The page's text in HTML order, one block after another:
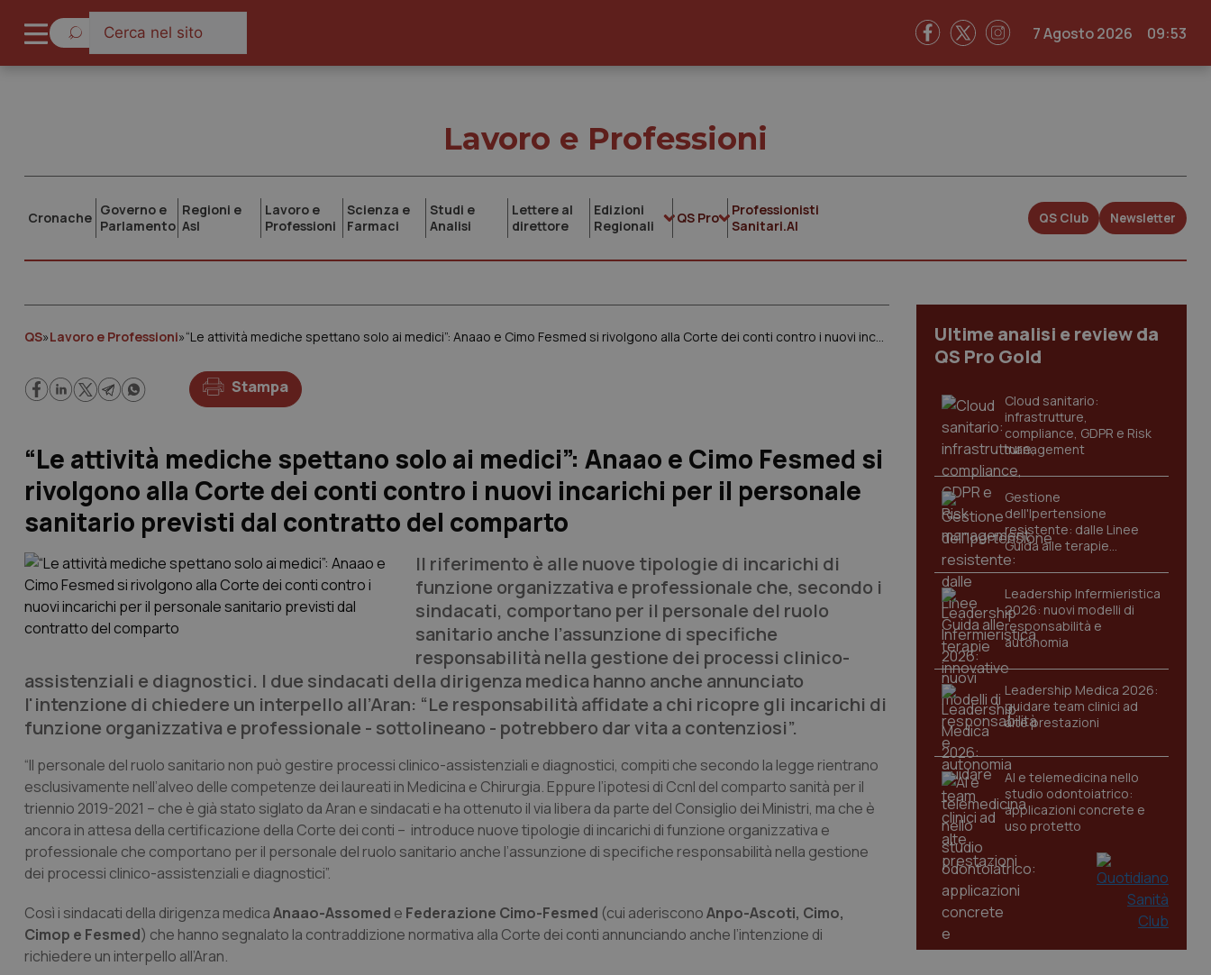
7 Agosto 2026 09:53
Lavoro e Professioni
Cronache Governo e
Parlamento
Regioni e
Asl
Lavoro e
Professioni
Scienza e
Farmaci
Studi e
Analisi
Lettere al
direttore
Edizioni
Regionali
QS Pro
Professionisti
Sanitari.AI
QS Club Newsletter
QS»Lavoro e Professioni» “Le attività mediche spettano solo ai medici”: Anaao e Cimo Fesmed si rivolgono alla Corte dei conti contro i nuovi incarichi per il personale sanitario previsti dal contratto del comparto
Stampa
“Le attività mediche spettano solo ai medici”: Anaao e Cimo Fesmed si
rivolgono alla Corte dei conti contro i nuovi incarichi per il personale
sanitario previsti dal contratto del comparto
Il riferimento è alle nuove tipologie di incarichi di
funzione organizzativa e professionale che, secondo i
sindacati, comportano per il personale del ruolo
sanitario anche l’assunzione di specifiche
responsabilità nella gestione dei processi clinico-
assistenziali e diagnostici. I due sindacati della dirigenza medica hanno anche annunciato
l'intenzione di chiedere un interpello all’Aran: “Le responsabilità affidate a chi ricopre gli incarichi di
funzione organizzativa e professionale - sottolineano - potrebbero dar vita a contenziosi”.
“Il personale del ruolo sanitario non può gestire processi clinico-assistenziali e diagnostici, compiti che secondo la legge rientrano
esclusivamente nell’alveo delle competenze dei laureati in Medicina e Chirurgia. Eppure l’ipotesi di Ccnl del comparto sanità per il
triennio 2019-2021 – che è già stato siglato da Aran e sindacati e ha ottenuto il via libera da parte del Consiglio dei Ministri, ma che è
ancora in attesa della certificazione della Corte dei conti – introduce nuove tipologie di incarichi di funzione organizzativa e
professionale che comportano per il personale del ruolo sanitario anche l’assunzione di specifiche responsabilità nella gestione
dei processi clinico-assistenziali e diagnostici”.
Così i sindacati della dirigenza medicaAnaao-Assomed e Federazione Cimo-Fesmed (cui aderisconoAnpo-Ascoti, Cimo,
Cimop e Fesmed) che hanno segnalato la contraddizione normativa alla Corte dei conti annunciando anche l’intenzione di
richiedere un interpello all’Aran.
Ultime analisi e review da
QS Pro Gold
Cloud sanitario:
infrastrutture,
compliance, GDPR e Risk
management
Gestione
dell'Ipertensione
resistente: dalle Linee
Guida alle terapie
innovative
Leadership Infermieristica
2026: nuovi modelli di
responsabilità e
autonomia
Leadership Medica 2026:
guidare team clinici ad
alte prestazioni
AI e telemedicina nello
studio odontoiatrico:
applicazioni concrete e
uso protetto